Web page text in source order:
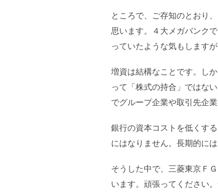
ところで、ご存知のとおり
思います。４大メガバンク
っていたような気もします
増資は結構なことです。し
って「株式の持合」ではな
でグループ企業や取引先企
銀行の資本コストを低くす
にはなりません。長期的に
そうした中で、三菱東京Ｆ
います。頑張ってください